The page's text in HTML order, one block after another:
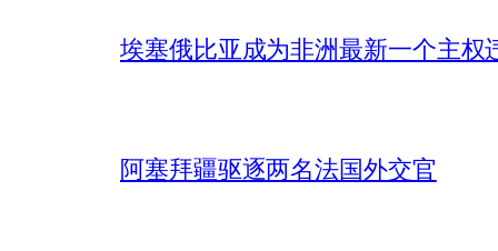
埃塞俄比亚成为非洲最新一个主权
阿塞拜疆驱逐两名法国外交官